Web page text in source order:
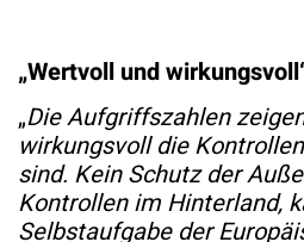
„Wertvoll und
„Die Aufgriffszahlen
wirkungsvoll die
sind. Kein Schutz der
Kontrollen im Hinterland,
Selbstaufgabe der